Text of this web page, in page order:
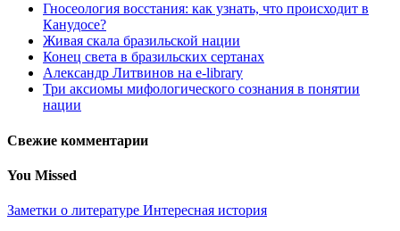
Гносеология восстания: как узнать, что происходит в
Канудосе?
Живая скала бразильской нации
Конец света в бразильских сертанах
Александр Литвинов на e-library
Три аксиомы мифологического сознания в понятии
нации
Свежие комментарии
You Missed
Заметки о литературе Интересная история